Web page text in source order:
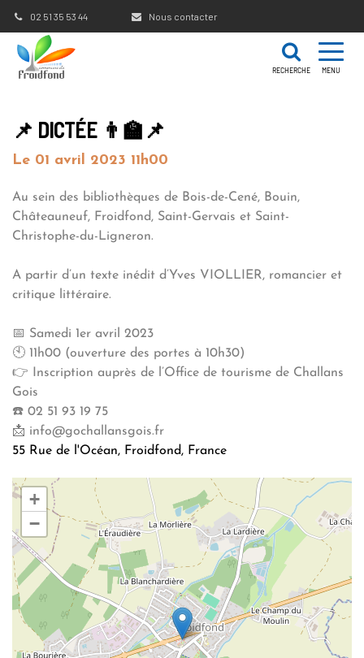
02 51 35 53 44 Nous contacter
RECHERCHE MENU
📌 DICTÉE 👨‍🏫📌
Le 01 avril 2023 11h00
Au sein des bibliothèques de Bois-de-Cené, Bouin,
Châteauneuf, Froidfond, Saint-Gervais et Saint-
Christophe-du-Ligneron.
A partir d’un texte inédit d’Yves VIOLLIER, romancier et
critique littéraire.
📅 Samedi 1er avril 2023
🕙 11h00 (ouverture des portes à 10h30)
👉 Inscription auprès de l’Office de tourisme de Challans
Gois
☎️ 02 51 93 19 75
📩 info@gochallansgois.fr
55 Rue de l'Océan, Froidfond, France
+
−